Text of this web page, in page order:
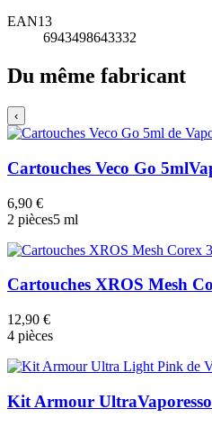
EAN13
6943498643332
Du même fabricant
‹
Cartouches Veco Go 5ml
6,90 €
2 pièces5 ml
Cartouches XROS Mesh
12,90 €
4 pièces
Kit Armour UltraVaporesso